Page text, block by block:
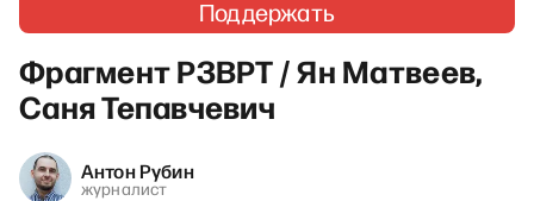
Поддержать
Фрагмент РЗВРТ / Ян Матвеев,
Саня Тепавчевич
Антон Рубин
журналист